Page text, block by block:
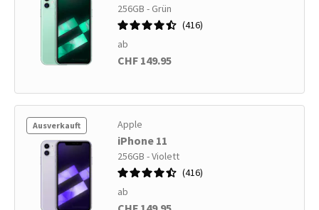
256GB - Grün
416
ab
CHF 149.95
Ausverkauft Apple
iPhone 11
256GB - Violett
416
ab